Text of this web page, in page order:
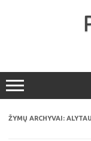
ŽYMŲ ARCHYVAI: